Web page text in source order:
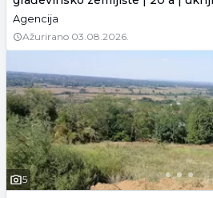
Agencija
Ažurirano 03.08.2026.
5